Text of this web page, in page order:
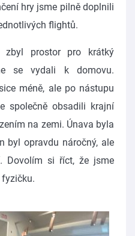
hry jsme pilně doplnili
flightů.
zbyl prostor pro krátký
se vydali k domovu.
méně, ale po nástupu
společně obsadili krajní
na zemi. Únava byla
byl opravdu náročný, ale
Dovolím si říct, že jsme